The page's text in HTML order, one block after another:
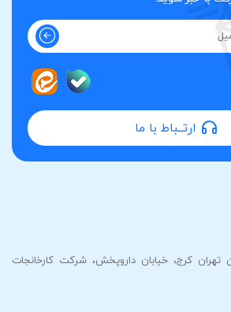
ارتــباط با ما
18 اتوبان تهران کرج، خیابان داروپخش، شرکت کارخانجات